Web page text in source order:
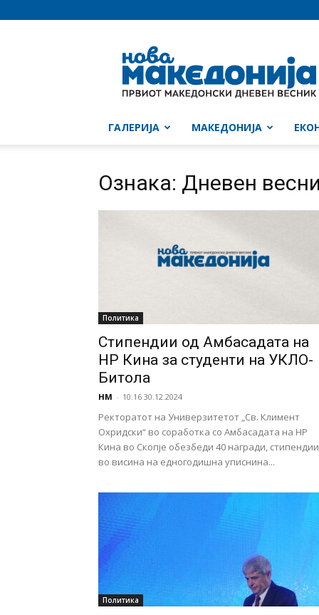
Македонија
ГАЛЕРИЈА МАКЕДОНИЈА
Ознака: Дневен
Политика
Стипендии од Амбасадата на
НР Кина за студенти на УКЛО-
Битола
НМ - 10:16 30.12.2024
Ректоратот на Универзитетот „Св. Климент
Охридски“ во соработка со Амбасадата на НР
Кина во Скопје обезбеди 40 награди, стипендии
во висина на едногодишна уписнина...
Политика